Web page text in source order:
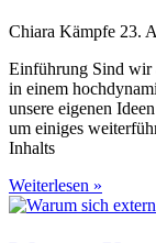
Chiara Kämpfe 23.
Einführung Sind wir
in einem
unsere eigenen
um einiges
Inhalts
Weiterlesen »